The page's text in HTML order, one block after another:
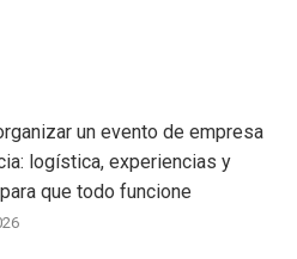
un evento de empresa
logística, experiencias y
que todo funcione